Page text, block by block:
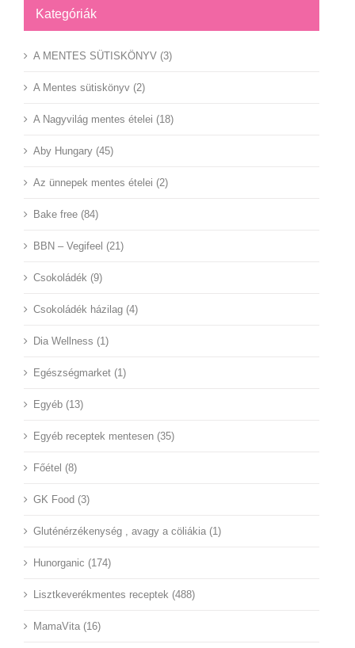
Kategóriák
A MENTES SÜTISKÖNYV (3)
A Mentes sütiskönyv (2)
A Nagyvilág mentes ételei (18)
Aby Hungary (45)
Az ünnepek mentes ételei (2)
Bake free (84)
BBN – Vegifeel (21)
Csokoládék (9)
Csokoládék házilag (4)
Dia Wellness (1)
Egészségmarket (1)
Egyéb (13)
Egyéb receptek mentesen (35)
Főétel (8)
GK Food (3)
Gluténérzékenység , avagy a cöliákia (1)
Hunorganic (174)
Lisztkeverékmentes receptek (488)
MamaVita (16)